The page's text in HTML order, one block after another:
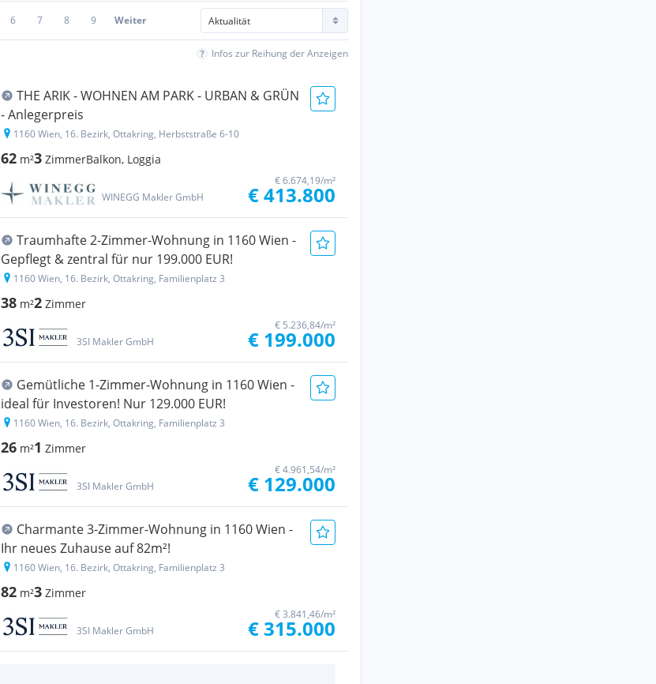
6 7 8 9 Weiter
Infos zur Reihung der Anzeigen
THE ARIK - WOHNEN AM PARK - URBAN & GRÜN
- Anlegerpreis
1160 Wien, 16. Bezirk, Ottakring, Herbststraße 6-10
62 m²3 ZimmerBalkon, Loggia
WINEGG Makler GmbH
€ 6.674,19/m²
€ 413.800
Traumhafte 2-Zimmer-Wohnung in 1160 Wien -
Gepflegt & zentral für nur 199.000 EUR!
1160 Wien, 16. Bezirk, Ottakring, Familienplatz 3
38 m²2 Zimmer
3SI Makler GmbH
€ 5.236,84/m²
€ 199.000
Gemütliche 1-Zimmer-Wohnung in 1160 Wien -
ideal für Investoren! Nur 129.000 EUR!
1160 Wien, 16. Bezirk, Ottakring, Familienplatz 3
26 m²1 Zimmer
3SI Makler GmbH
€ 4.961,54/m²
€ 129.000
Charmante 3-Zimmer-Wohnung in 1160 Wien -
Ihr neues Zuhause auf 82m²!
1160 Wien, 16. Bezirk, Ottakring, Familienplatz 3
82 m²3 Zimmer
3SI Makler GmbH
€ 3.841,46/m²
€ 315.000